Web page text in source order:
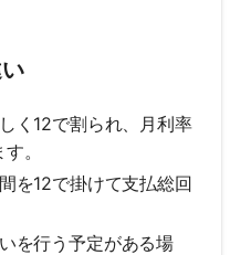
く12で割られ、月利率
。
を12で掛けて支払総回
を行う予定がある場